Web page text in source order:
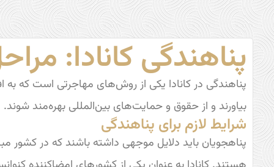
پناهندگی کانادا:
پناهندگی در کانادا یکی از روش‌های مهاجرتی است که به
بیاورند و از حقوق و حمایت‌های بین‌المللی بهره‌مند
شرایط لازم برای پناهندگی
پناهجویان باید دلایل موجهی داشته باشند که در کشور